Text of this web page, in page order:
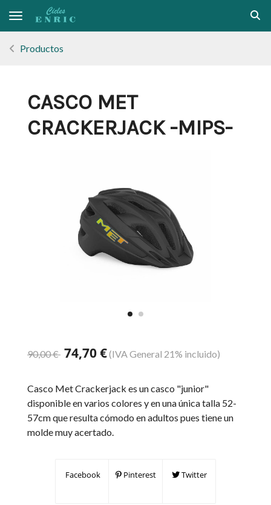
Toggle navigation
Productos
CASCO MET
CRACKERJACK -MIPS-
90,00 € 74,70 €(IVA General 21% incluido)
Casco Met Crackerjack es un casco "junior"
disponible en varios colores y en una única talla 52-
57cm que resulta cómodo en adultos pues tiene un
molde muy acertado.
Facebook Pinterest Twitter